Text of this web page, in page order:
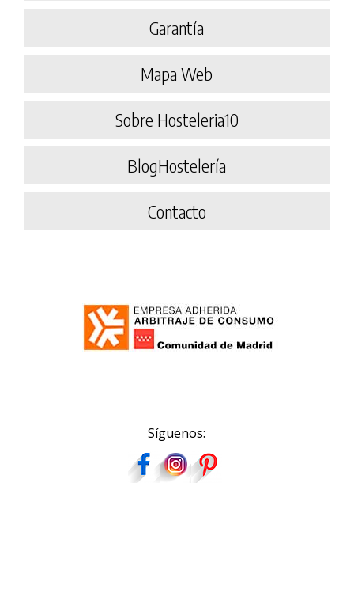
Garantía
Mapa Web
Sobre Hosteleria10
BlogHostelería
Contacto
Síguenos: